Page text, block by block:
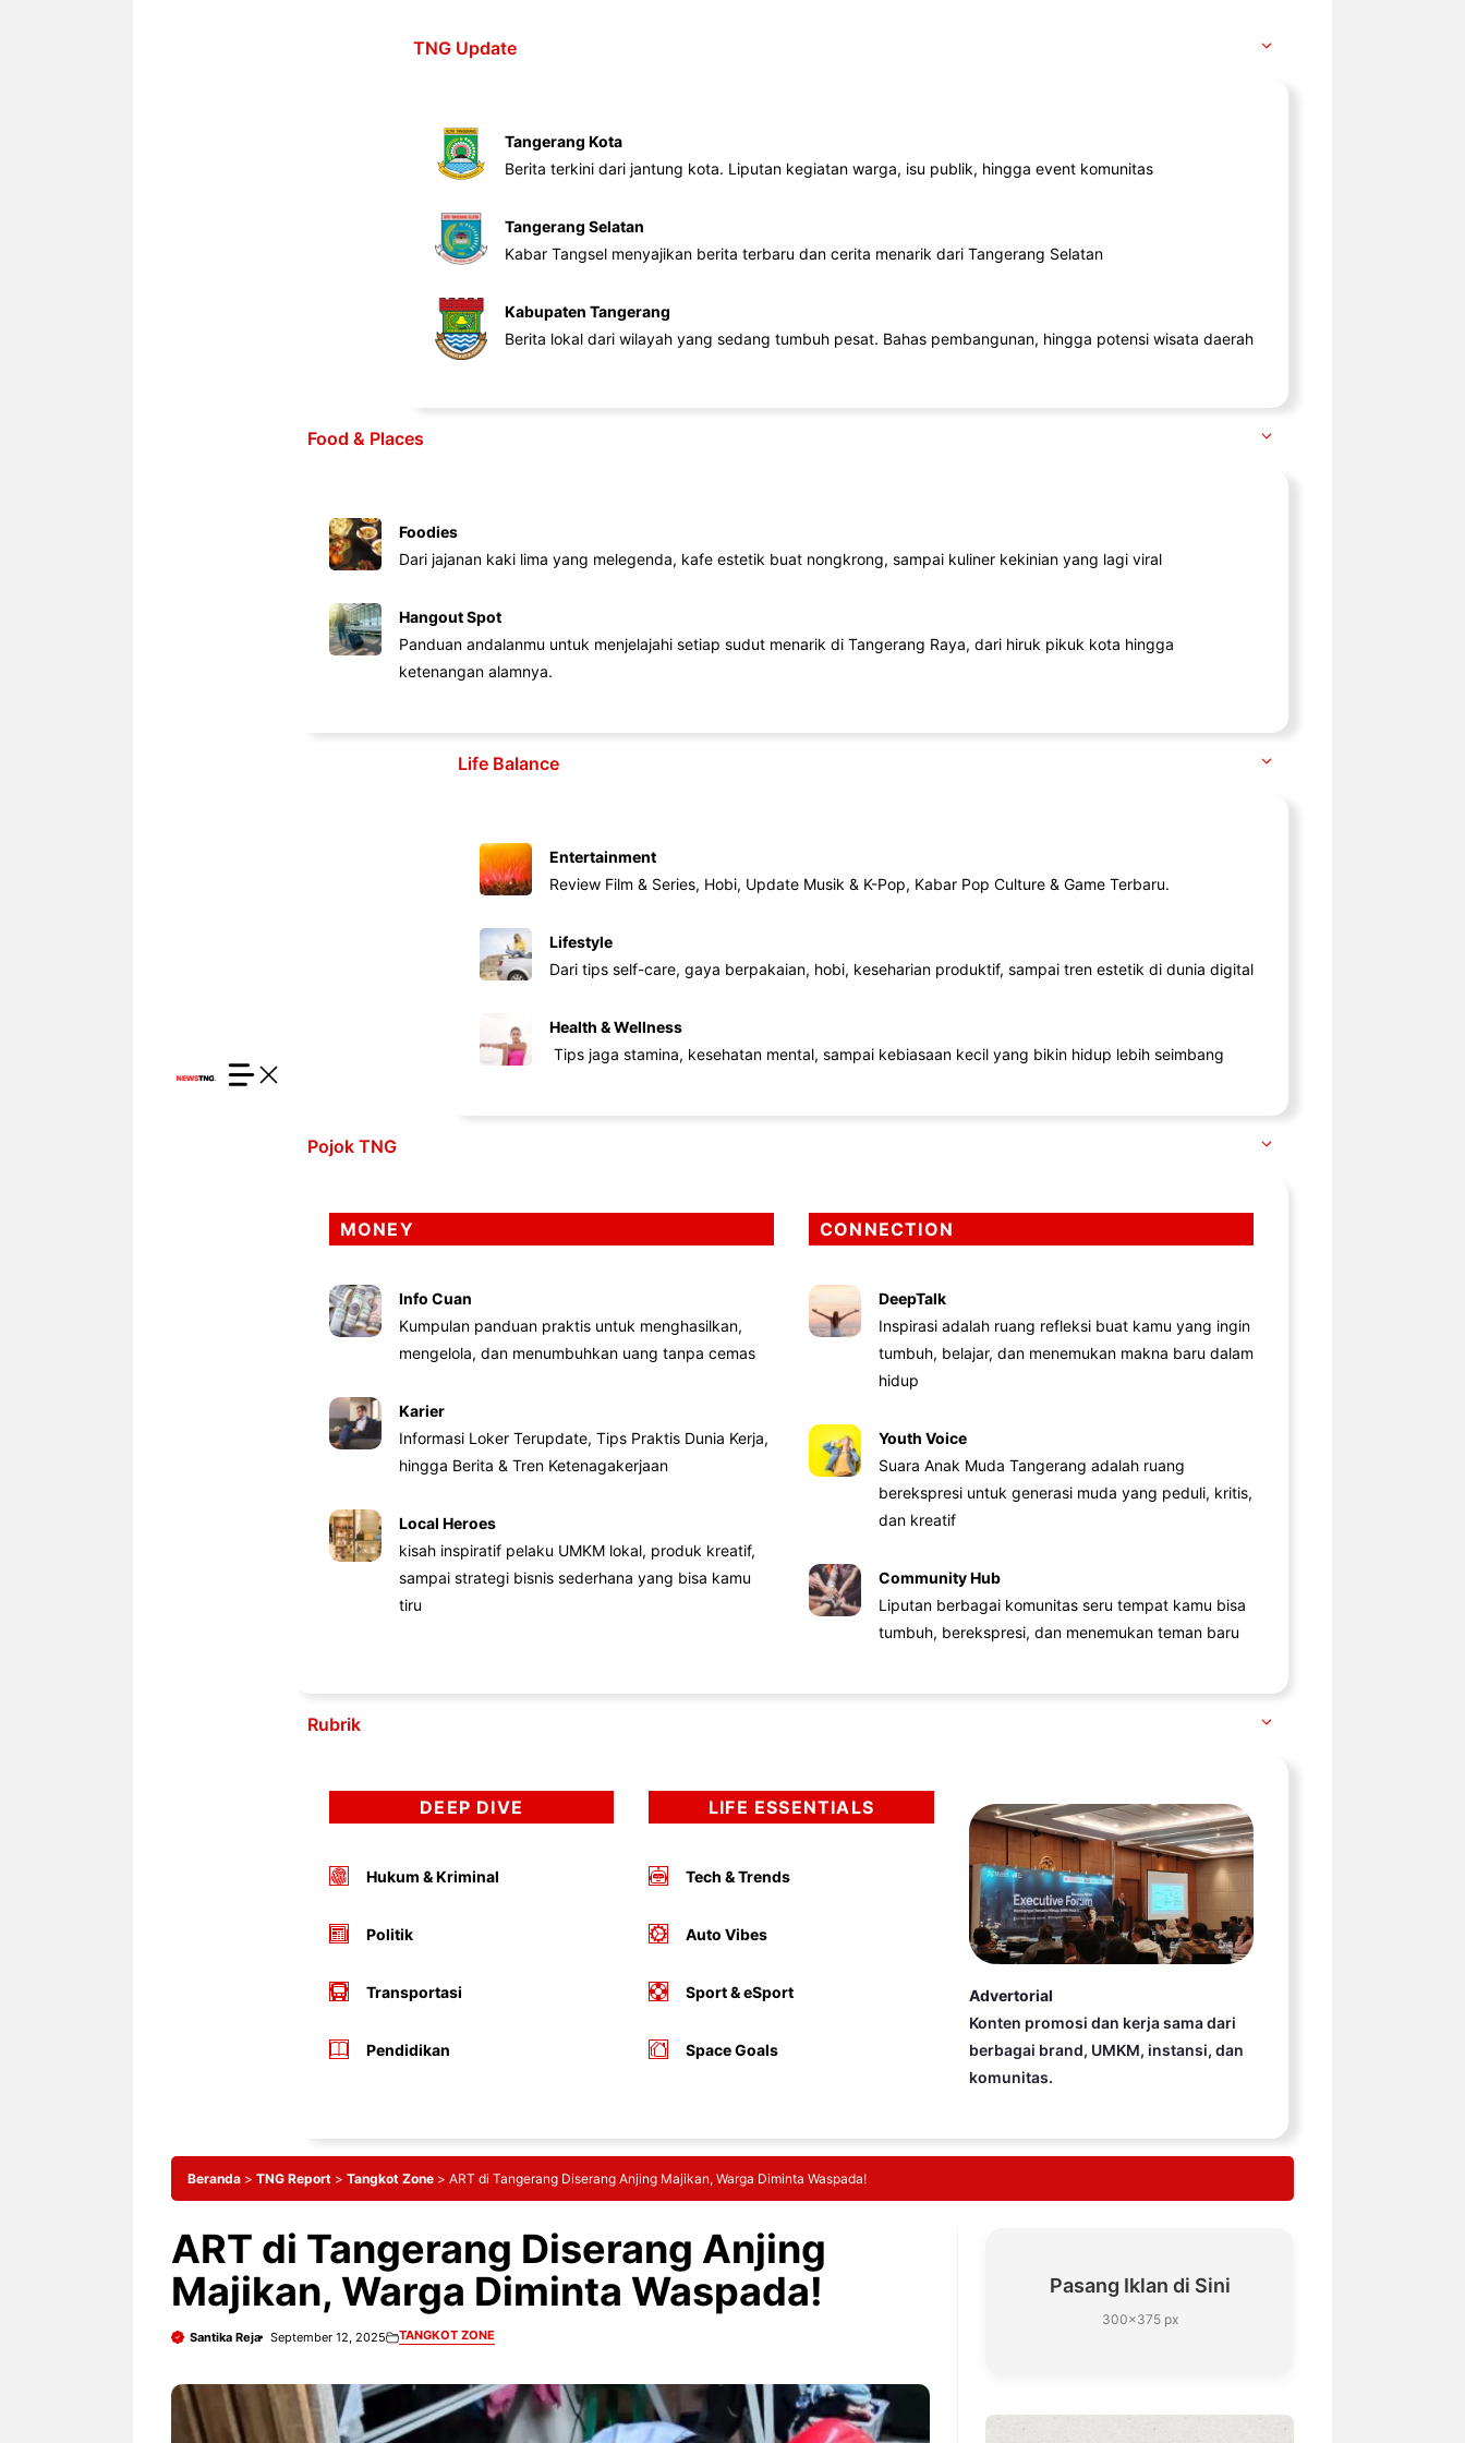
TNG Update
Tangerang Kota
Berita terkini dari jantung kota. Liputan kegiatan warga, isu publik, hingga event komunitas
Tangerang Selatan
Kabar Tangsel menyajikan berita terbaru dan cerita menarik dari Tangerang Selatan
Kabupaten Tangerang
Berita lokal dari wilayah yang sedang tumbuh pesat. Bahas pembangunan, hingga potensi wisata daerah
Food & Places
Foodies
Dari jajanan kaki lima yang melegenda, kafe estetik buat nongkrong, sampai kuliner kekinian yang lagi viral
Hangout Spot
Panduan andalanmu untuk menjelajahi setiap sudut menarik di Tangerang Raya, dari hiruk pikuk kota hingga
ketenangan alamnya.
Life Balance
Entertainment
Review Film & Series, Hobi, Update Musik & K-Pop, Kabar Pop Culture & Game Terbaru.
Lifestyle
Dari tips self-care, gaya berpakaian, hobi, keseharian produktif, sampai tren estetik di dunia digital
Health & Wellness
Tips jaga stamina, kesehatan mental, sampai kebiasaan kecil yang bikin hidup lebih seimbang
Pojok TNG
MONEY
Info Cuan
Kumpulan panduan praktis untuk menghasilkan,
mengelola, dan menumbuhkan uang tanpa cemas
Karier
Informasi Loker Terupdate, Tips Praktis Dunia Kerja,
hingga Berita & Tren Ketenagakerjaan
Local Heroes
kisah inspiratif pelaku UMKM lokal, produk kreatif,
sampai strategi bisnis sederhana yang bisa kamu
tiru
CONNECTION
DeepTalk
Inspirasi adalah ruang refleksi buat kamu yang ingin
tumbuh, belajar, dan menemukan makna baru dalam
hidup
Youth Voice
Suara Anak Muda Tangerang adalah ruang
berekspresi untuk generasi muda yang peduli, kritis,
dan kreatif
Community Hub
Liputan berbagai komunitas seru tempat kamu bisa
tumbuh, berekspresi, dan menemukan teman baru
Rubrik
DEEP DIVE
Hukum & Kriminal
Politik
Transportasi
Pendidikan
LIFE ESSENTIALS
Tech & Trends
Auto Vibes
Sport & eSport
Space Goals
Advertorial
Konten promosi dan kerja sama dari
berbagai brand, UMKM, instansi, dan
komunitas.
Beranda > TNG Report > Tangkot Zone > ART di Tangerang Diserang Anjing Majikan, Warga Diminta Waspada!
ART di Tangerang Diserang Anjing
Majikan, Warga Diminta Waspada!
Santika Reja September 12, 2025 TANGKOT ZONE
Pasang Iklan di Sini
300×375 px